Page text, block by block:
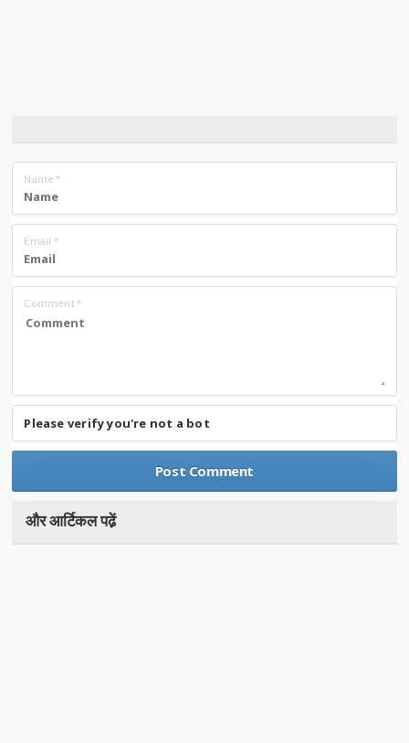
Name *
Email *
Comment*
Please verify you're not a bot
और आर्टिकल पढे़ं